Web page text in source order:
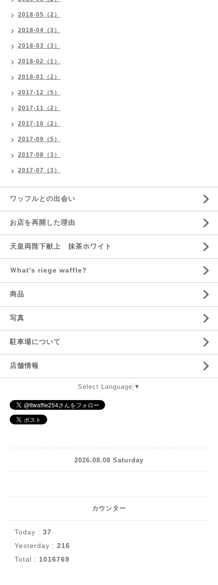
2018-05（2）
2018-04（3）
2018-03（3）
2018-02（1）
2018-01（2）
2017-12（5）
2017-11（2）
2017-10（2）
2017-09（5）
2017-08（3）
2017-07（3）
ワッフルとの出会い
お店を再開した理由
天皇両陛下献上 抹茶ホワイト
Ｗhat's riege waffle?
商品
写真
駐車場について
店舗情報
Select Language ▼
2026.08.08 Saturday
カウンター
Today : 37
Yesterday : 216
Total : 1016769